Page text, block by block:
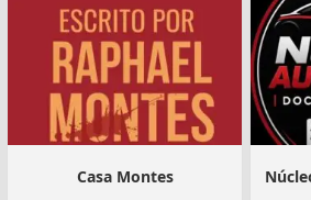
Casa Montes